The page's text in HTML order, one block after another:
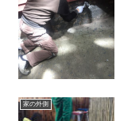
家の外側